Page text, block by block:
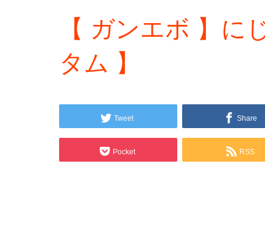
【 ガンエボ 】に
タム 】
Tweet Share
Pocket RSS